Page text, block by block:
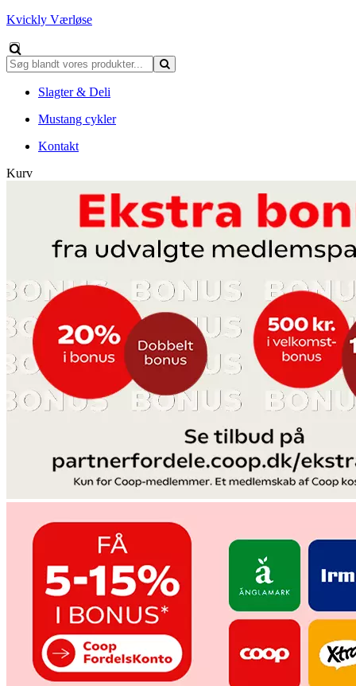
Kvickly Værløse
Slagter & Deli
Mustang cykler
Kontakt
Kurv